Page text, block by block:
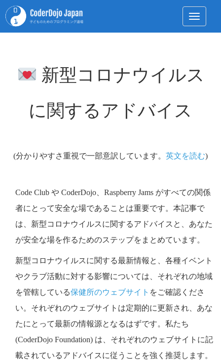
Toggle
新型コロナウイルス
に関するアドバイス
(分かりやすさ重視で一部意訳しています。 英文を読む)
Code Club や CoderDojo、Raspberry Jams がすべての関係
者にとって安全な場であることは重要です。本記事で
は、新型コロナウイルスに関するアドバイスと、あなた
が安全な場を作るためのステップをまとめています。
新型コロナウイルスに関する最新情報と、各種イベント
やクラブ活動に対する影響については、それぞれの地域
を管轄している保健所のウェブサイト をご確認くださ
い。それぞれのウェブサイトは定期的に更新され、あな
たにとって最新の情報源となるはずです。私たち
(CoderDojo Foundation) は、それぞれのウェブサイトに記
載されているアドバイスに従うことを強く推奨します。